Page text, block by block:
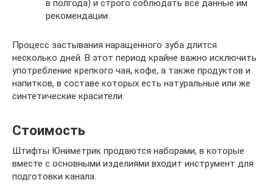
в полгода) и строго соблюдать все данные им
рекомендации.
Процесс застывания наращенного зуба длится
несколько дней. В этот период крайне важно исключить
употребление крепкого чая, кофе, а также продуктов и
напитков, в составе которых есть натуральные или же
синтетические красители.
Стоимость
Штифты Юниметрик продаются наборами, в которые
вместе с основными изделиями входит инструмент для
подготовки канала.